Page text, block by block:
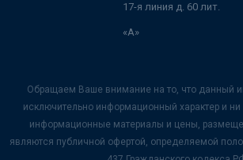
17-я линия д. 60 лит.
«А»
Обращаем Ваше внимание на то, что данный
исключительно информационный характер и ни
информационные материалы и цены,
являются публичной офертой, определяемой